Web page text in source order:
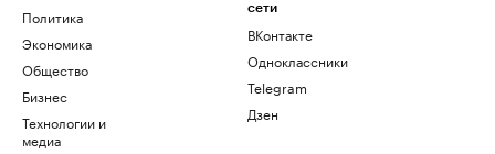
Политика
Экономика
Общество
Бизнес
Технологии и
медиа
сети
ВКонтакте
Одноклассники
Telegram
Дзен